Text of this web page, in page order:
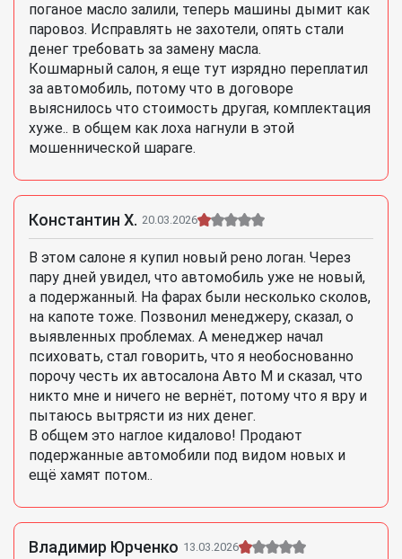
поганое масло залили, теперь машины дымит как
паровоз. Исправлять не захотели, опять стали
денег требовать за замену масла.
Кошмарный салон, я еще тут изрядно переплатил
за автомобиль, потому что в договоре
выяснилось что стоимость другая, комплектация
хуже.. в общем как лоха нагнули в этой
мошеннической шараге.
Константин Х. 20.03.2026
В этом салоне я купил новый рено логан. Через
пару дней увидел, что автомобиль уже не новый,
а подержанный. На фарах были несколько сколов,
на капоте тоже. Позвонил менеджеру, сказал, о
выявленных проблемах. А менеджер начал
психовать, стал говорить, что я необоснованно
порочу честь их автосалона Авто М и сказал, что
никто мне и ничего не вернёт, потому что я вру и
пытаюсь вытрясти из них денег.
В общем это наглое кидалово! Продают
подержанные автомобили под видом новых и
ещё хамят потом..
Владимир Юрченко 13.03.2026